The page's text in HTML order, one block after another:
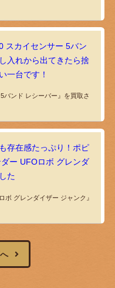
スカイセンサー 5バン
入れから出てきたら捨
一台です！
バンド レシーバー』を買取さ
存在感たっぷり！ポピ
ー UFOロボ グレンダ
た
グレンダイザー ジャンク』